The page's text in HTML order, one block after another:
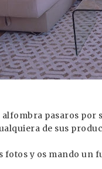
alfombra pasaros por
de sus
fotos y os mando un